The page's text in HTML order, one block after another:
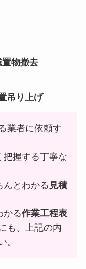
置物撤去
吊り上げ
業者に依頼す
把握する丁寧な
んとわかる 見積
かる作業工程表
も、上記の内
。